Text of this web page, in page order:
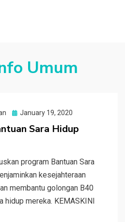
Umum
Posted
January 19, 2020
Sara Hidup
program Bantuan Sara
kesejahteraan
membantu golongan B40
hidup mereka. KEMASKINI